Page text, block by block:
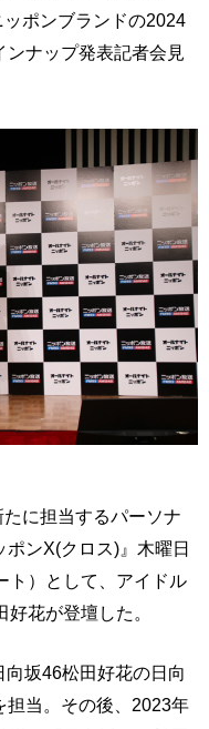
ポンブランドの2024
ナップ発表記者会見
に担当するパーソナ
ポンX(クロス)』木曜日
ト）として、アイドル
花が登壇した。
坂46松田好花の日向
担当。その後、2023年